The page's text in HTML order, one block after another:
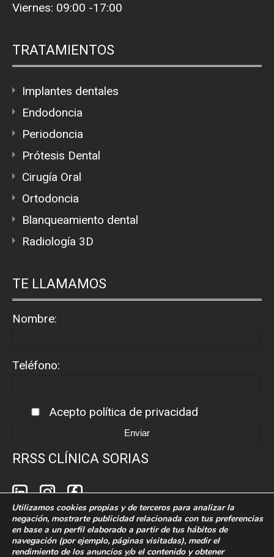
Viernes: 09:00 -17:00
TRATAMIENTOS
Implantes dentales
Endodoncia
Periodoncia
Prótesis Dental
Cirugía Oral
Ortodoncia
Blanqueamiento dental
Radiología 3D
TE LLAMAMOS
Nombre:
Teléfono:
Acepto política de privacidad
RRSS CLÍNICA SORIAS
Utilizamos cookies propias y de terceros para analizar la
negación, mostrarte publicidad relacionada con tus preferencias
en base a un perfil elaborado a partir de tus hábitos de
navegación (por ejemplo, páginas visitadas), medir el
rendimiento de los anuncios y/o el contenido y obtener